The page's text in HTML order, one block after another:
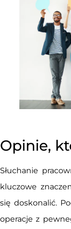
Opinie,
Słuchanie
kluczowe
się doskonalić.
operacje z